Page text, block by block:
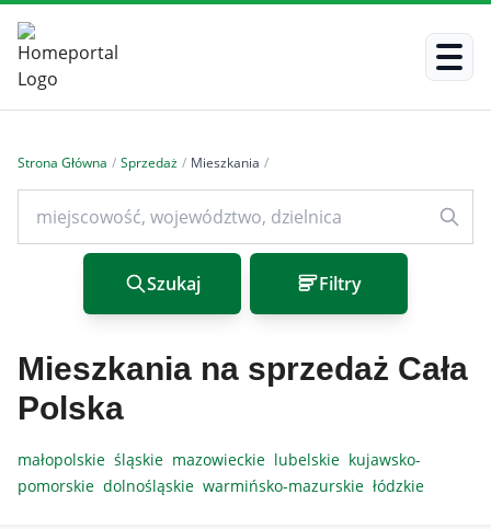
Strona Główna / Sprzedaż / Mieszkania /
Szukaj Filtry
Mieszkania na sprzedaż Cała
Polska
małopolskie śląskie mazowieckie lubelskie kujawsko-
pomorskie dolnośląskie warmińsko-mazurskie łódzkie